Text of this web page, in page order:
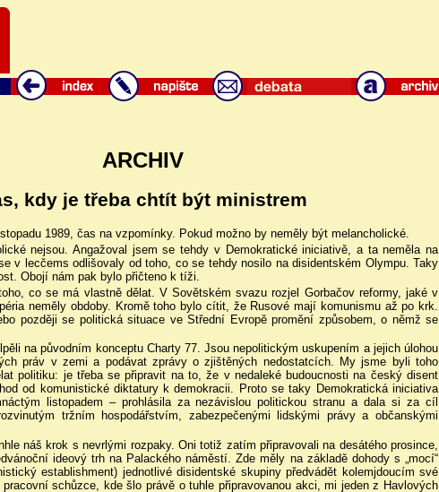
ARCHIV
kdy je třeba chtít být ministrem
1989, čas na vzpomínky. Pokud možno by neměly být melancholické.
nejsou. Angažoval jsem se tehdy v Demokratické iniciativě, a ta neměla na
v lecčems odlišovaly od toho, co se tehdy nosilo na disidentském Olympu. Taky
Obojí nám pak bylo přičteno k tíži.
co se má vlastně dělat. V Sovětském svazu rozjel Gorbačov reformy, jaké v
neměly obdoby. Kromě toho bylo cítit, že Rusové mají komunismu až po krk.
později se politická situace ve Střední Evropě promění způsobem, o němž se
na původním konceptu Charty 77. Jsou nepolitickým uskupením a jejich úlohou
práv v zemi a podávat zprávy o zjištěných nedostatcích. My jsme byli toho
politiku: je třeba se připravit na to, že v nedaleké budoucnosti na český disent
od komunistické diktatury k demokracii. Proto se taky Demokratická iniciativa
listopadem – prohlásila za nezávislou politickou stranu a dala si za cíl
tržním hospodářstvím, zabezpečenými lidskými právy a občanskými
náš krok s nevrlými rozpaky. Oni totiž zatím připravovali na desátého prosince,
ideový trh na Palackého náměstí. Zde měly na základě dohody s „mocí“
establishment) jednotlivé disidentské skupiny předvádět kolemjdoucím své
schůzce, kde šlo právě o tuhle připravovanou akci, mi jeden z Havlových